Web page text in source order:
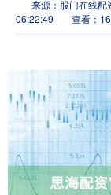
来源：股门在线配
06:22:49
查看：